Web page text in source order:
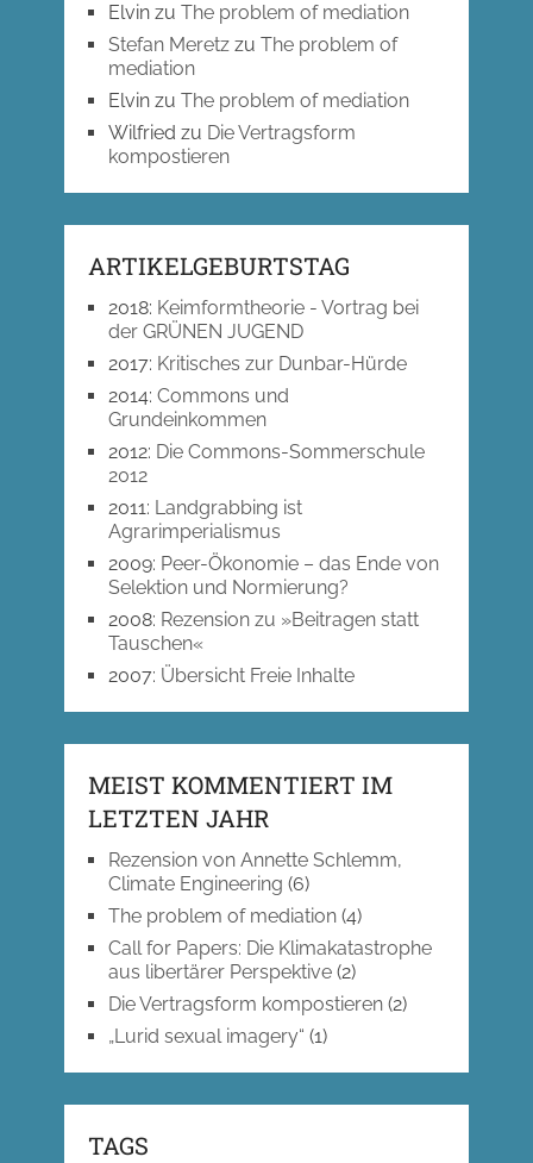
Elvinzu The problem of mediation
Stefan Meretzzu The problem of
mediation
Elvinzu The problem of mediation
Wilfried zu Die Vertragsform
kompostieren
ARTIKELGEBURTSTAG
2018: Keimformtheorie - Vortrag bei
der GRÜNEN JUGEND
2017: Kritisches zur Dunbar-Hürde
2014: Commons und
Grundeinkommen
2012: Die Commons-Sommerschule
2012
2011: Landgrabbing ist
Agrarimperialismus
2009: Peer-Ökonomie – das Ende von
Selektion und Normierung?
2008: Rezension zu »Beitragen statt
Tauschen«
2007: Übersicht Freie Inhalte
MEIST KOMMENTIERT IM
LETZTEN JAHR
Rezension von Annette Schlemm,
Climate Engineering (6)
The problem of mediation(4)
Call for Papers: Die Klimakatastrophe
aus libertärer Perspektive(2)
Die Vertragsform kompostieren(2)
„Lurid sexual imagery“ (1)
TAGS